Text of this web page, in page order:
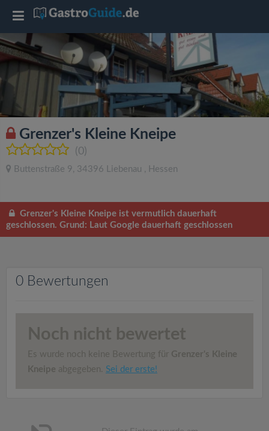
Grenzer's Kleine Kneipe
(0)
Buttenstraße 9, 34396 Liebenau , Hessen
Grenzer's Kleine Kneipe ist vermutlich dauerhaft
geschlossen. Grund: Laut Google dauerhaft geschlossen
0 Bewertungen
Noch nicht bewertet
Es wurde noch keine Bewertung für Grenzer's Kleine
Kneipe abgegeben. Sei der erste!
T
o
l
e
a